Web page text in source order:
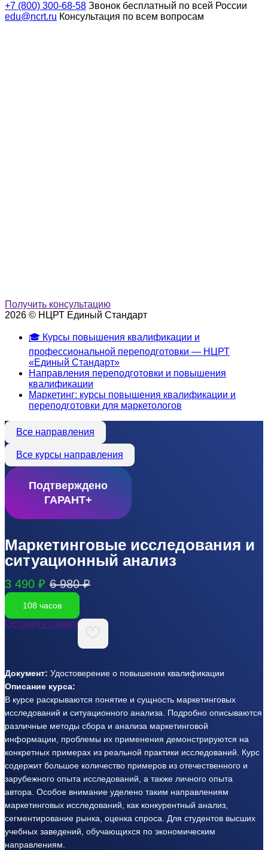
+7 (800) 300-68-58 Звонок бесплатный по всей России
edu@ncrt.ru Консультация по всем вопросам
Получить консультацию
2026 © НЦРТ Единый Стандарт
🎓 Курсы повышения квалификации и
профессиональной переподготовки — НЦРТ
«Единый Стандарт»
Направления переподготовки и повышения
квалификации
Маркетинг: курсы повышения квалификации и
переподготовки для маркетологов
Все направления
Все курсы направления
Маркетинговые исследования и
ситуационный анализ
3 490 ₽ 6 980 ₽
108 часов
Оставить заявку
Подтверждено
ГАРАНТ+
Документ: Удостоверение о повышении квалификации
Описание курса:
В курсе раскрываются понятие и сущность маркетинговых
исследований и ситуационного анализа. Подробно описываются
различные методы сбора и анализа маркетинговой
информации, проблемы их применения демонстрируются на
конкретных примерах из реальной практики исследований. Курс
содержит большое количество примеров из отечественного и
зарубежного опыта исследований, а также личного опыта
автора. Особое внимание уделено таким направлениям
маркетинговых исследований, как конкурентный анализ,
сегментирование рынка, оценка спроса. Для студентов высших
учебных заведений, обучающихся по экономическим
направлениям.